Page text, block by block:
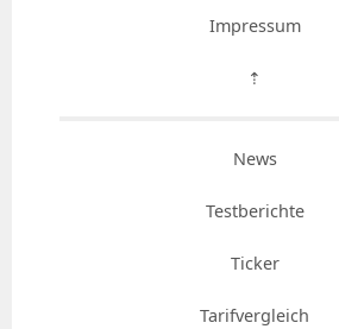
Impressum
⇡
News
Testberichte
Ticker
Tarifvergleich